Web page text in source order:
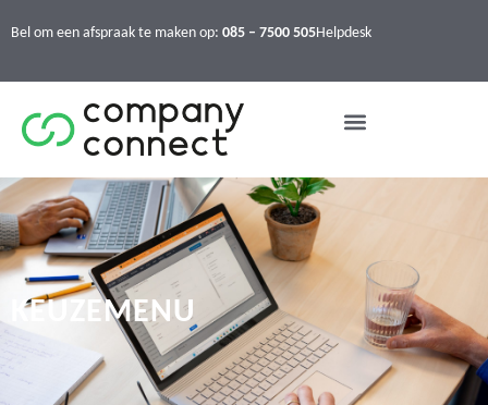
Bel om een afspraak te maken op: 085 – 7500 505Helpdesk
KEUZEMENU